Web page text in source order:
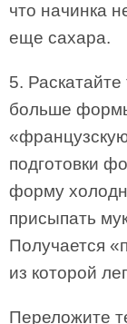
что начинка
еще сахара.
5.
больше
подготовки
форму
присыпать
Получается
из которой
Переложите